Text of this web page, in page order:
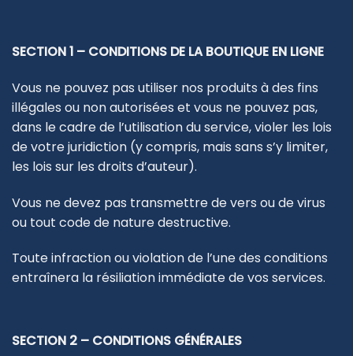
SECTION 1 – CONDITIONS DE LA BOUTIQUE EN LIGNE
Vous ne pouvez pas utiliser nos produits à des fins
illégales ou non autorisées et vous ne pouvez pas,
dans le cadre de l’utilisation du service, violer les lois
de votre juridiction (y compris, mais sans s’y limiter,
les lois sur les droits d’auteur).
Vous ne devez pas transmettre de vers ou de virus
ou tout code de nature destructive.
Toute infraction ou violation de l’une des conditions
entraînera la résiliation immédiate de vos services.
SECTION 2 – CONDITIONS GÉNÉRALES